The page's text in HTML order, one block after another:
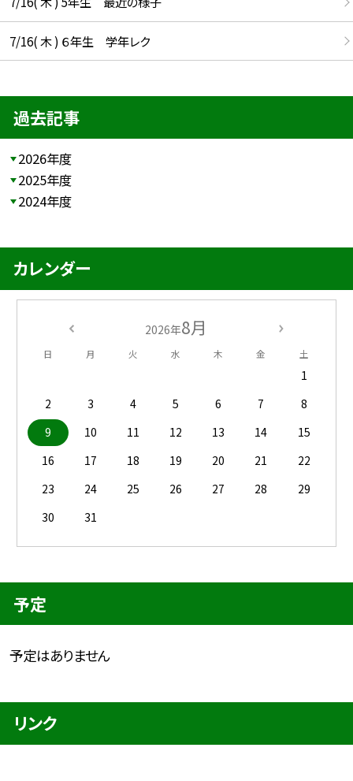
7/16( 木 ) ６年生 学年レク
過去記事
2026年度
2025年度
2024年度
カレンダー
2026年8月
日 月 火 水 木 金 土
1
2
3 4 5 6 7
8
9
10 11 12 13 14
15
16
17 18 19 20 21
22
23
24 25 26 27 28
29
30
31
予定
予定はありません
リンク